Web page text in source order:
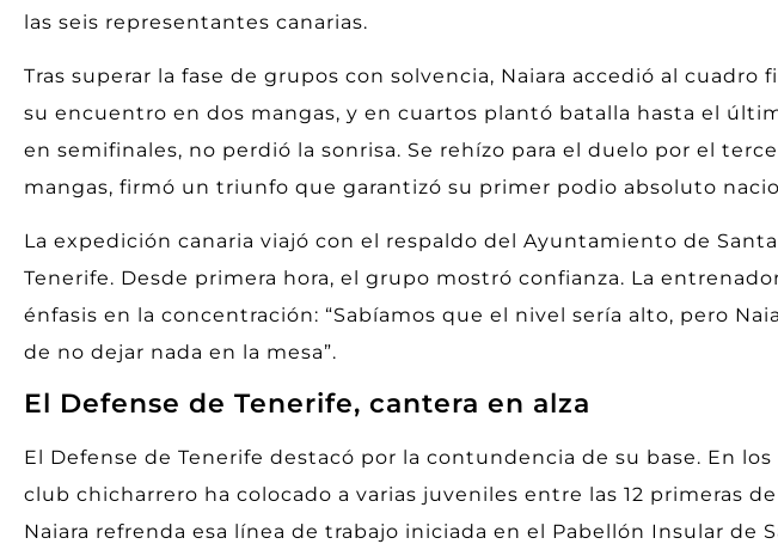
las seis representantes canarias.
Tras superar la fase de grupos con solvencia, Naiara accedió al cuadro
su encuentro en dos mangas, y en cuartos plantó batalla hasta el
en semifinales, no perdió la sonrisa. Se rehízo para el duelo por el
mangas, firmó un triunfo que garantizó su primer podio absoluto
La expedición canaria viajó con el respaldo del Ayuntamiento de
Tenerife. Desde primera hora, el grupo mostró confianza. La
énfasis en la concentración: “Sabíamos que el nivel sería alto, pero
de no dejar nada en la mesa”.
El Defense de Tenerife, cantera en alza
El Defense de Tenerife destacó por la contundencia de su base. En
club chicharrero ha colocado a varias juveniles entre las 12 primeras
Naiara refrenda esa línea de trabajo iniciada en el Pabellón Insular de